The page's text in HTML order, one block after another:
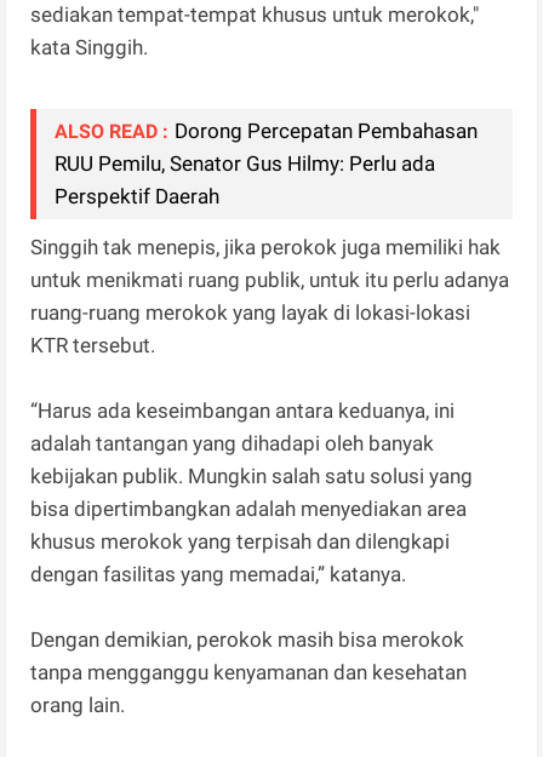
sediakan tempat-tempat khusus untuk merokok,"
kata Singgih.
ALSO READ : Dorong Percepatan Pembahasan
RUU Pemilu, Senator Gus Hilmy: Perlu ada
Perspektif Daerah
Singgih tak menepis, jika perokok juga memiliki hak
untuk menikmati ruang publik, untuk itu perlu adanya
ruang-ruang merokok yang layak di lokasi-lokasi
KTR tersebut.
“Harus ada keseimbangan antara keduanya, ini
adalah tantangan yang dihadapi oleh banyak
kebijakan publik. Mungkin salah satu solusi yang
bisa dipertimbangkan adalah menyediakan area
khusus merokok yang terpisah dan dilengkapi
dengan fasilitas yang memadai,” katanya.
Dengan demikian, perokok masih bisa merokok
tanpa mengganggu kenyamanan dan kesehatan
orang lain.